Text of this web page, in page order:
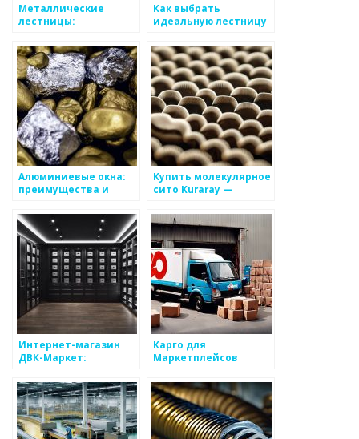
Металлические
лестницы:
решения
Как выбрать
идеальную лестницу
советы и
рекомендации
Алюминиевые окна:
преимущества и
Купить молекулярное
сито Kuraray —
качество
Интернет-магазин
ДВК-Маркет:
моделей сейфов
Карго для
Маркетплейсов
удобство и
надежность доставки